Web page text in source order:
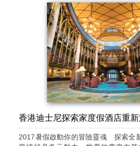
香港迪士尼探索家度假酒店重
2017暑假啟動你的冒險靈魂 探索全